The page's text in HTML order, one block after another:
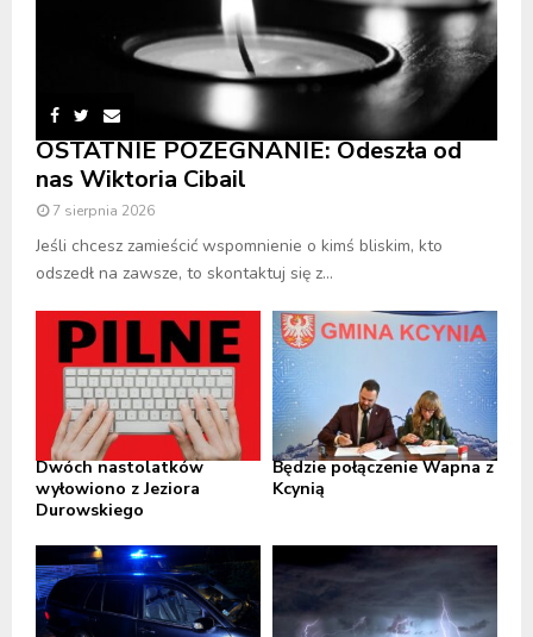
OSTATNIE POŻEGNANIE: Odeszła od
nas Wiktoria Cibail
7 sierpnia 2026
Jeśli chcesz zamieścić wspomnienie o kimś bliskim, kto
odszedł na zawsze, to skontaktuj się z...
Dwóch nastolatków
wyłowiono z Jeziora
Durowskiego
Będzie połączenie Wapna z
Kcynią